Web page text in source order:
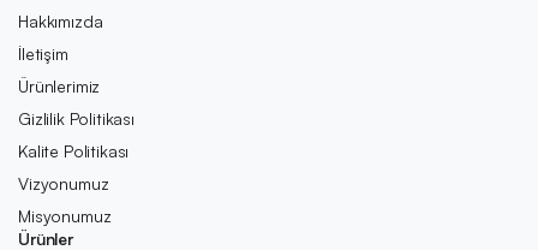
Hakkımızda
İletişim
Ürünlerimiz
Gizlilik Politikası
Kalite Politikası
Vizyonumuz
Misyonumuz
Ürünler